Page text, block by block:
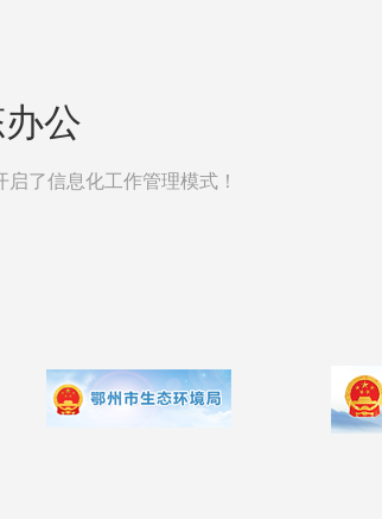
公
了信息化工作管理模式！